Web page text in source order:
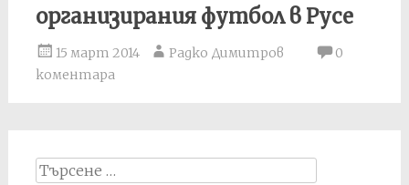
организирания футбол в Русе
15 март 2014 Радко Димитров
0
коментара
Search